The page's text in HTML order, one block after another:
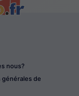
nous?
générales de